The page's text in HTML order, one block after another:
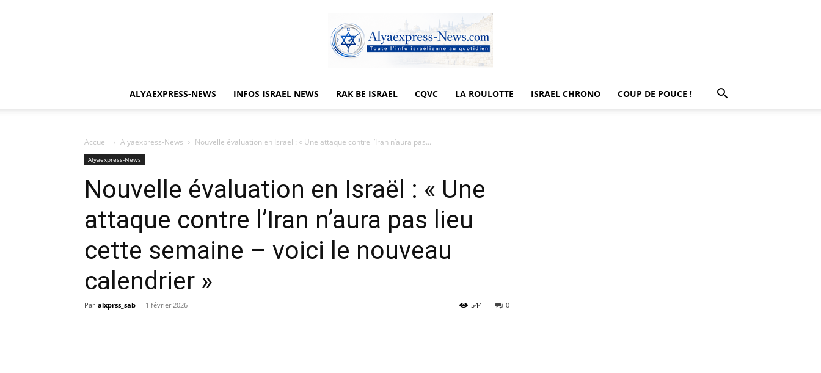
News
ALYAEXPRESS-NEWS INFOS ISRAEL NEWS RAK BE ISRAEL CQVC LA ROULOTTE ISRAEL CHRONO COUP DE POUCE !
Accueil Alyaexpress-News Nouvelle évaluation en Israël : « Une attaque contre l’Iran n’aura pas...
Alyaexpress-News
Nouvelle évaluation en Israël : « Une
attaque contre l’Iran n’aura pas lieu
cette semaine – voici le nouveau
calendrier »
Par alxprss_sab - 1 février 2026 0
544